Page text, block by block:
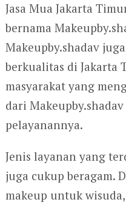
Jasa Mua Jakarta
bernama
Makeupby.shadav
berkualitas di Jakarta
masyarakat yang
dari
pelayanannya.
Jenis layanan yang
juga cukup beragam.
makeup untuk